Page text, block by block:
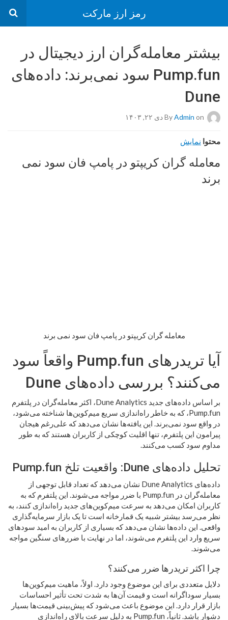
رمز ارز مارکت
بیشتر معامله‌گران ارز دیجیتال در
Pump.fun سود نمی‌برند: داده‌های
Dune
ByAdmin on دی ۲۲, ۱۴۰۳
محتوا نمایش
معامله گران کریپتو در پامپ فان سود نمی
برند
معامله گران کریپتو در پامپ فان سود نمی برند
آیا تریدرهای Pump.fun واقعاً سود
می‌کنند؟ بررسی داده‌های Dune
بر اساس داده‌های جدید Dune Analytics، اکثر معامله‌گران در پلتفرم
Pump.fun، که به خاطر راه‌اندازی سریع میم‌کوین‌ها شناخته می‌شود،
در واقع سود نمی‌برند. این یافته‌ها نشان می‌دهد که علی‌رغم هیجان
پیرامون این پلتفرم، تنها اقلیت کوچکی از کاربران هستند که به طور
مداوم سود کسب می‌کنند.
تحلیل داده‌های Dune: واقعیت تلخ Pump.fun
داده‌های Dune Analytics نشان می‌دهد که تعداد قابل توجهی از
معامله‌گران در Pump.fun با ضرر مواجه می‌شوند. این پلتفرم که به
کاربران امکان می‌دهد به سرعت میم‌کوین‌های جدید راه‌اندازی کنند، به
نظر می‌رسد بیشتر شبیه یک قمارخانه است تا یک بازار سرمایه‌گذاری
واقعی. این داده‌ها نشان می‌دهد که بسیاری از کاربران به امید سودهای
سریع وارد این پلتفرم می‌شوند، اما در نهایت با ضررهای سنگین مواجه
می‌شوند.
چرا اکثر تریدرها ضرر می‌کنند؟
دلایل متعددی برای این موضوع وجود دارد. اولاً، ماهیت میم‌کوین‌ها
بسیار سوداگرانه است و قیمت آن‌ها به شدت تحت تأثیر احساسات
بازار قرار دارد. این موضوع باعث می‌شود که پیش‌بینی قیمت‌ها بسیار
دشوار باشد. ثانیاً، Pump.fun به دلیل سرعت بالای راه‌اندازی